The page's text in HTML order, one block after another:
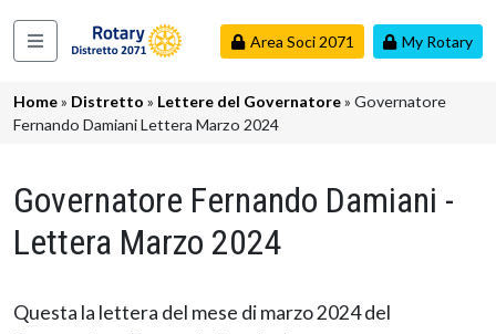
Area Soci 2071 My Rotary
Navigazione principale
Briciole di pane
Home Distretto Lettere del Governatore
Governatore
Fernando Damiani Lettera Marzo 2024
Governatore Fernando Damiani -
Lettera Marzo 2024
Questa la lettera del mese di marzo 2024 del